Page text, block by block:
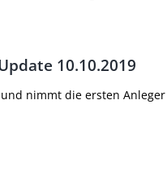
10.10.2019
nimmt die ersten Anleger